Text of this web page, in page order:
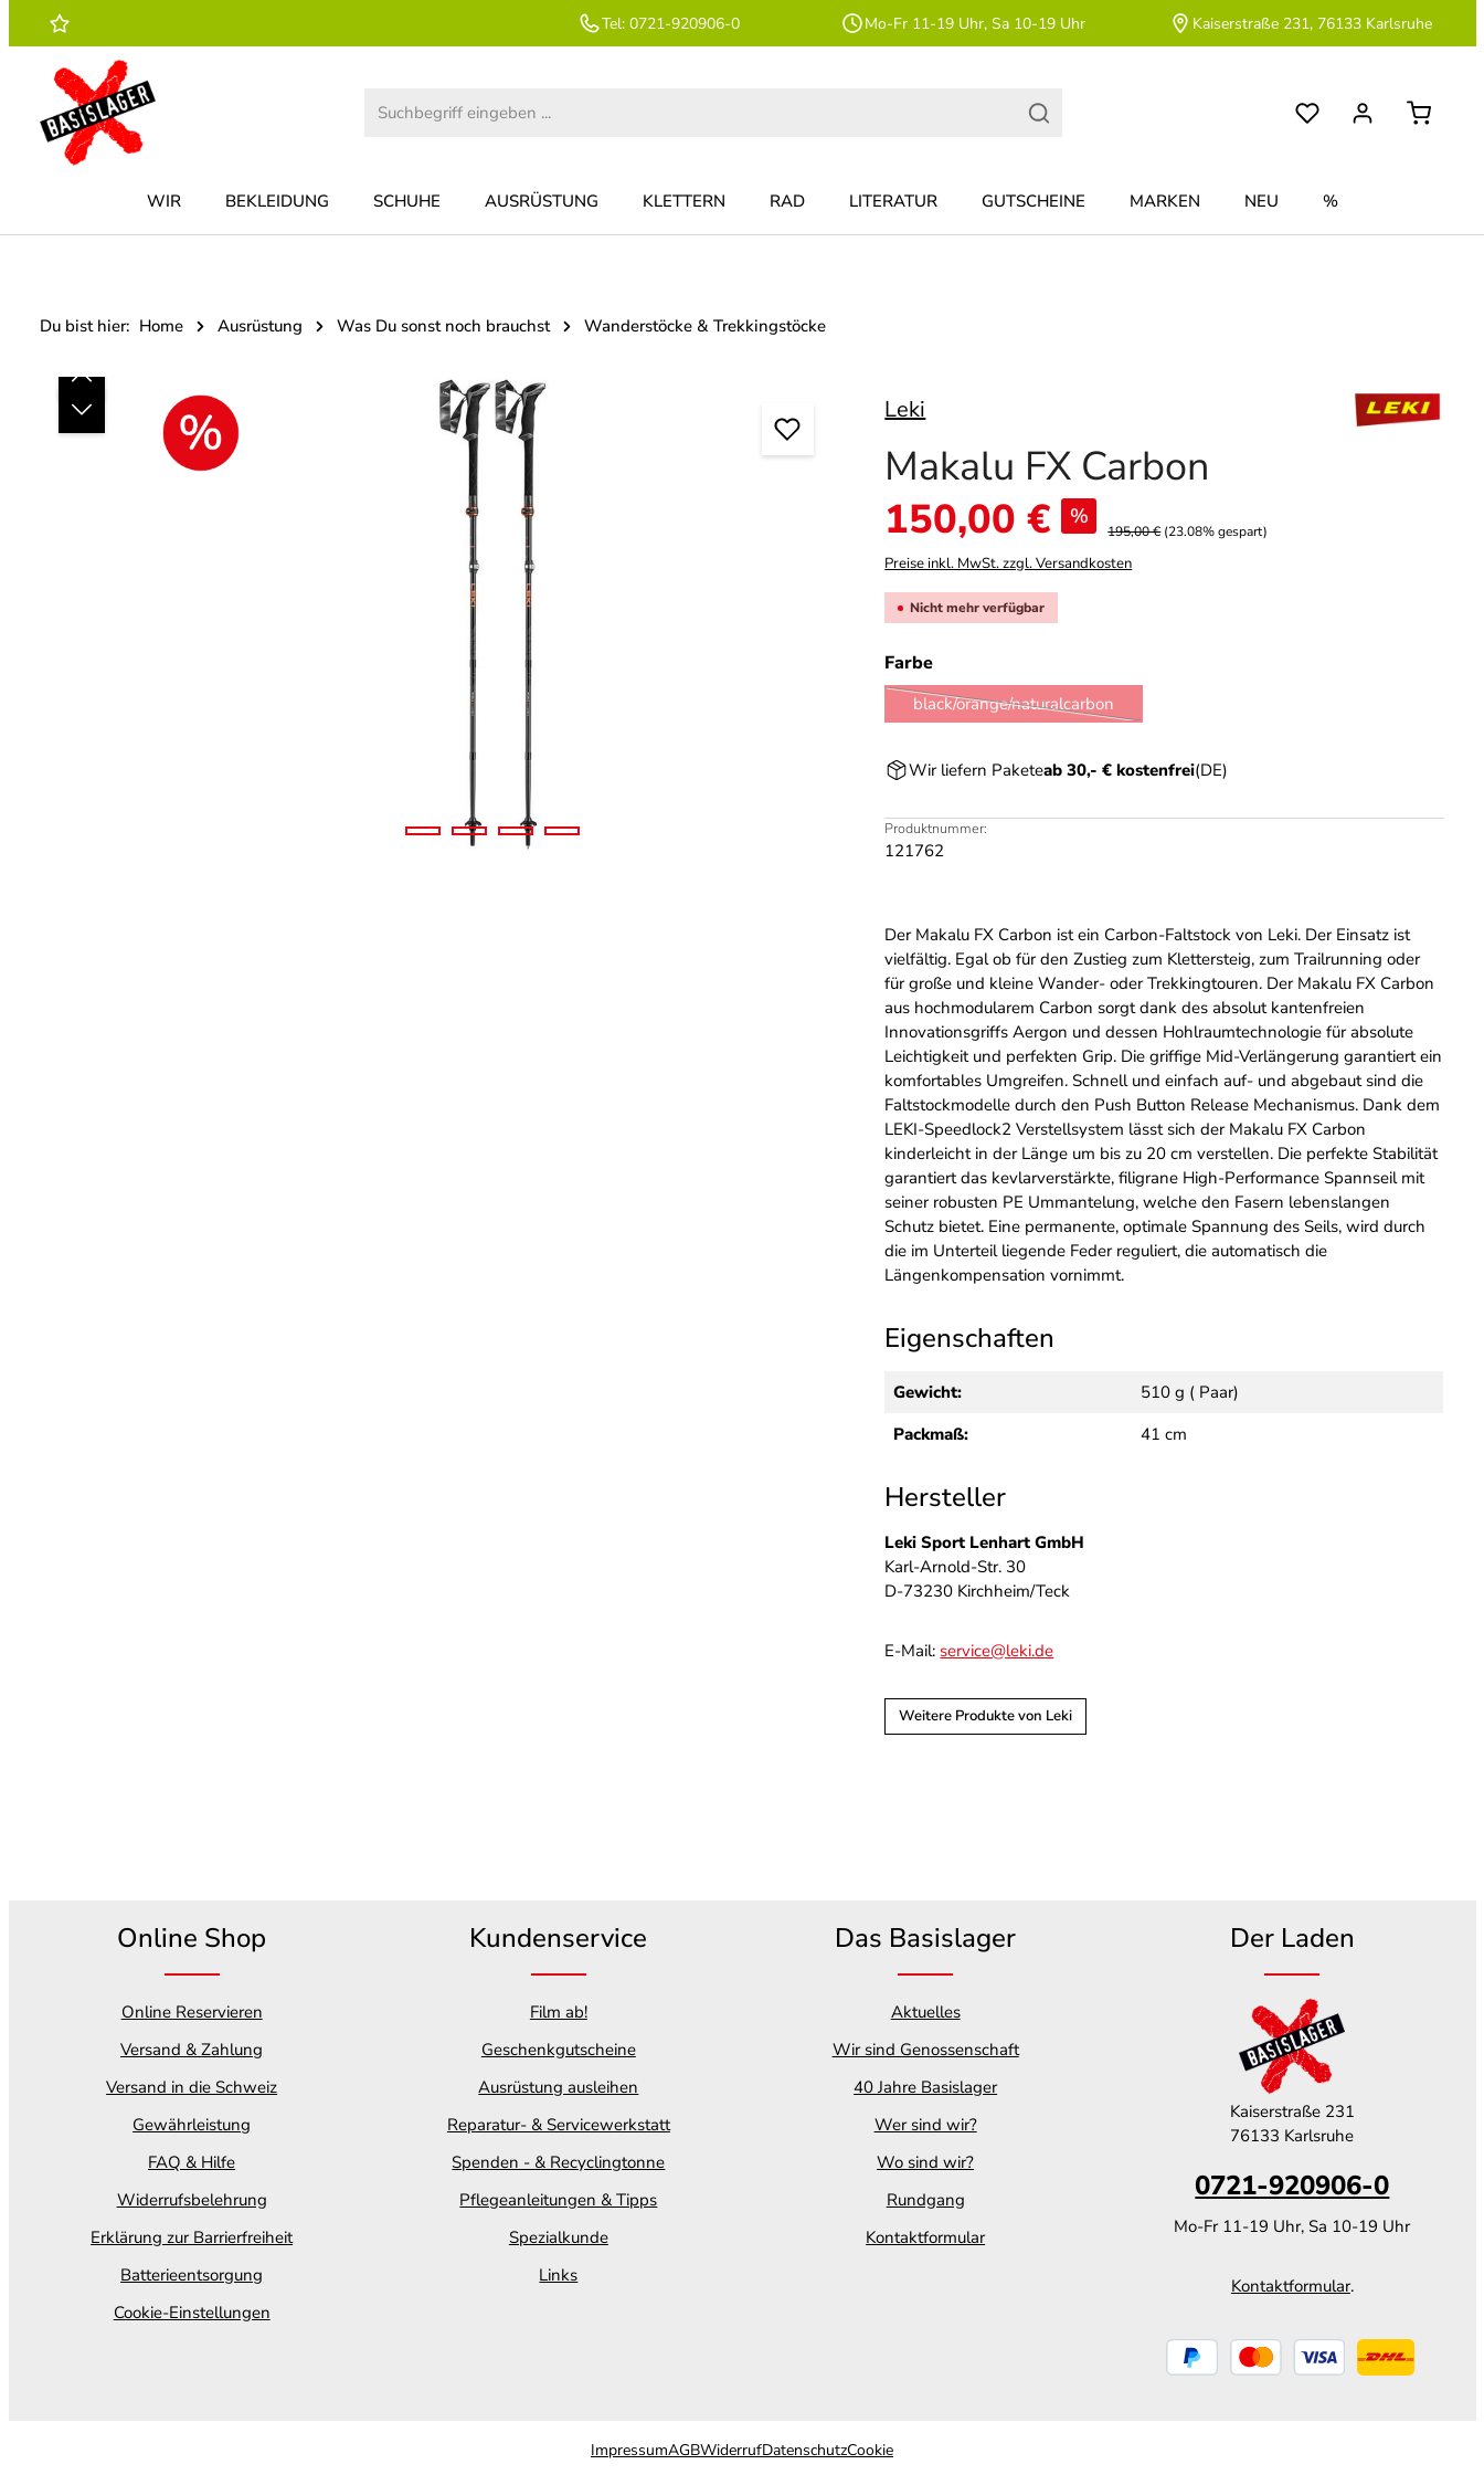
Hauptinhalt springen
Zur Suche springen
Zur Hauptnavigation springen Tel: 0721-920906-0 Mo-Fr 11-19 Uhr, Sa 10-19 Uhr Kaiserstraße 231, 76133 Karlsruhe
WIR BEKLEIDUNG SCHUHE AUSRÜSTUNG KLETTERN RAD LITERATUR GUTSCHEINE MARKEN NEU %
Du bist hier: Home Ausrüstung Was Du sonst noch brauchst Wanderstöcke & Trekkingstöcke
Bildergalerie überspringen
Leki
Makalu FX Carbon
Verkaufspreis:
150,00 € %
195,00 € (23.08% gespart)
Preise inkl. MwSt. zzgl. Versandkosten
Nicht mehr verfügbar
Farbeauswählen
black/orange/naturalcarbon
(Diese Option ist zurzeit nicht verfügbar.)
Wir liefern Paketeab 30,- € kostenfrei(DE)
Produktnummer:
121762
Der Makalu FX Carbon ist ein Carbon-Faltstock von Leki. Der Einsatz ist
vielfältig. Egal ob für den Zustieg zum Klettersteig, zum Trailrunning oder
für große und kleine Wander- oder Trekkingtouren. Der Makalu FX Carbon
aus hochmodularem Carbon sorgt dank des absolut kantenfreien
Innovationsgriffs Aergon und dessen Hohlraumtechnologie für absolute
Leichtigkeit und perfekten Grip. Die griffige Mid-Verlängerung garantiert ein
komfortables Umgreifen. Schnell und einfach auf- und abgebaut sind die
Faltstockmodelle durch den Push Button Release Mechanismus. Dank dem
LEKI-Speedlock2 Verstellsystem lässt sich der Makalu FX Carbon
kinderleicht in der Länge um bis zu 20 cm verstellen. Die perfekte Stabilität
garantiert das kevlarverstärkte, filigrane High-Performance Spannseil mit
seiner robusten PE Ummantelung, welche den Fasern lebenslangen
Schutz bietet. Eine permanente, optimale Spannung des Seils, wird durch
die im Unterteil liegende Feder reguliert, die automatisch die
Längenkompensation vornimmt.
Eigenschaften
Gewicht:
510 g ( Paar)
Packmaß:
41 cm
Hersteller
Leki Sport Lenhart GmbH
Karl-Arnold-Str. 30
D-73230 Kirchheim/Teck
E-Mail: service@leki.de
Weitere Produkte von Leki
Online Shop
Online Reservieren
Versand & Zahlung
Versand in die Schweiz
Gewährleistung
FAQ & Hilfe
Widerrufsbelehrung
Erklärung zur Barrierfreiheit
Batterieentsorgung
Cookie-Einstellungen
Kundenservice
Film ab!
Geschenkgutscheine
Ausrüstung ausleihen
Reparatur- & Servicewerkstatt
Spenden - & Recyclingtonne
Pflegeanleitungen & Tipps
Spezialkunde
Links
Das Basislager
Aktuelles
Wir sind Genossenschaft
40 Jahre Basislager
Wer sind wir?
Wo sind wir?
Rundgang
Kontaktformular
Der Laden
Kaiserstraße 231
76133 Karlsruhe
0721-920906-0
Mo-Fr 11-19 Uhr, Sa 10-19 Uhr
Kontaktformular.
ImpressumAGBWiderrufDatenschutzCookie